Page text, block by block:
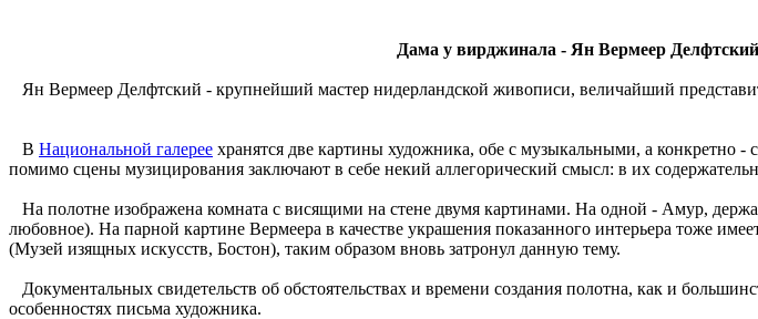
Дама у вирджинала - Ян Вермеер
Ян Вермеер Делфтский - крупнейший мастер нидерландской живописи, величайший
В Национальной галерее хранятся две картины художника, обе с музыкальными, а
помимо сцены музицирования заключают в себе некий аллегорический смысл: в их
На полотне изображена комната с висящими на стене двумя картинами. На одной - Амур,
любовное). На парной картине Вермее­ра в качестве украшения показанного интерьера тоже
(Музей изящных искусств, Бостон), таким образом вновь затронул данную тему.
Документальных свидетельств об обстоятельствах и времени создания полотна, как и
особенностях письма художника.